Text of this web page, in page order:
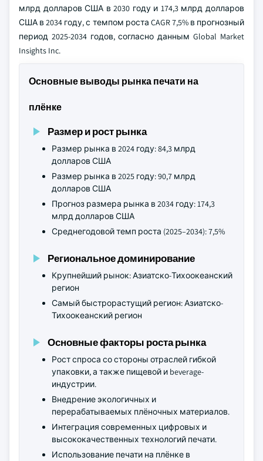
млрд долларов США в 2030 году и 174,3 млрд долларов
США в 2034 году, с темпом роста CAGR 7,5% в прогнозный
период 2025-2034 годов, согласно данным Global Market
Insights Inc.
Основные выводы рынка печати на
плёнке
Размер и рост рынка
Размер рынка в 2024 году: 84,3 млрд
долларов США
Размер рынка в 2025 году: 90,7 млрд
долларов США
Прогноз размера рынка в 2034 году: 174,3
млрд долларов США
Среднегодовой темп роста (2025–2034): 7,5%
Региональное доминирование
Крупнейший рынок: Азиатско-Тихоокеанский
регион
Самый быстрорастущий регион: Азиатско-
Тихоокеанский регион
Основные факторы роста рынка
Рост спроса со стороны отраслей гибкой
упаковки, а также пищевой и beverage-
индустрии.
Внедрение экологичных и
перерабатываемых плёночных материалов.
Интеграция современных цифровых и
высококачественных технологий печати.
Использование печати на плёнке в